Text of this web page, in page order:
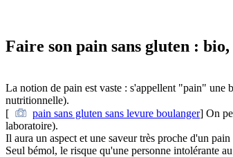
Faire son pain sans gluten :
La notion de pain est vaste : s'appellent "pain" une
nutritionnelle).
[
pain sans gluten sans levure boulanger] On
laboratoire).
Il aura un aspect et une saveur très proche d'un
Seul bémol, le risque qu'une personne intolérante